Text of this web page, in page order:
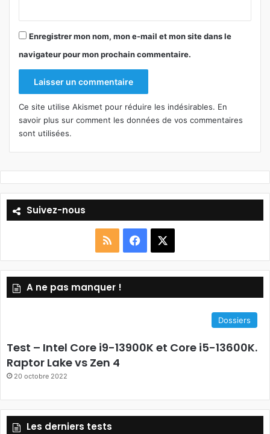
Enregistrer mon nom, mon e-mail et mon site dans le
navigateur pour mon prochain commentaire.
Ce site utilise Akismet pour réduire les indésirables. En
savoir plus sur comment les données de vos commentaires
sont utilisées.
Suivez-nous
S
S
a
k
A ne pas manquer !
Dossiers
Test – Intel Core i9-13900K et Core i5-13600K.
Raptor Lake vs Zen 4
20 octobre 2022
Les derniers tests